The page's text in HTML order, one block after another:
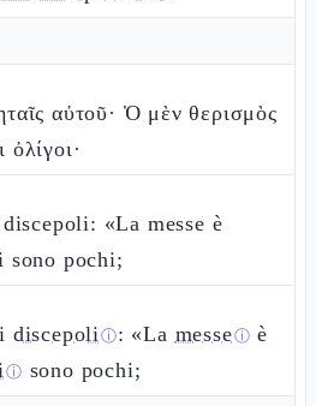
αὐτοῦ· Ὁ μὲν θερισμὸς
«La messe è
sono pochi;
discepoliⓘ: «La messeⓘ è
ⓘ sono pochi;